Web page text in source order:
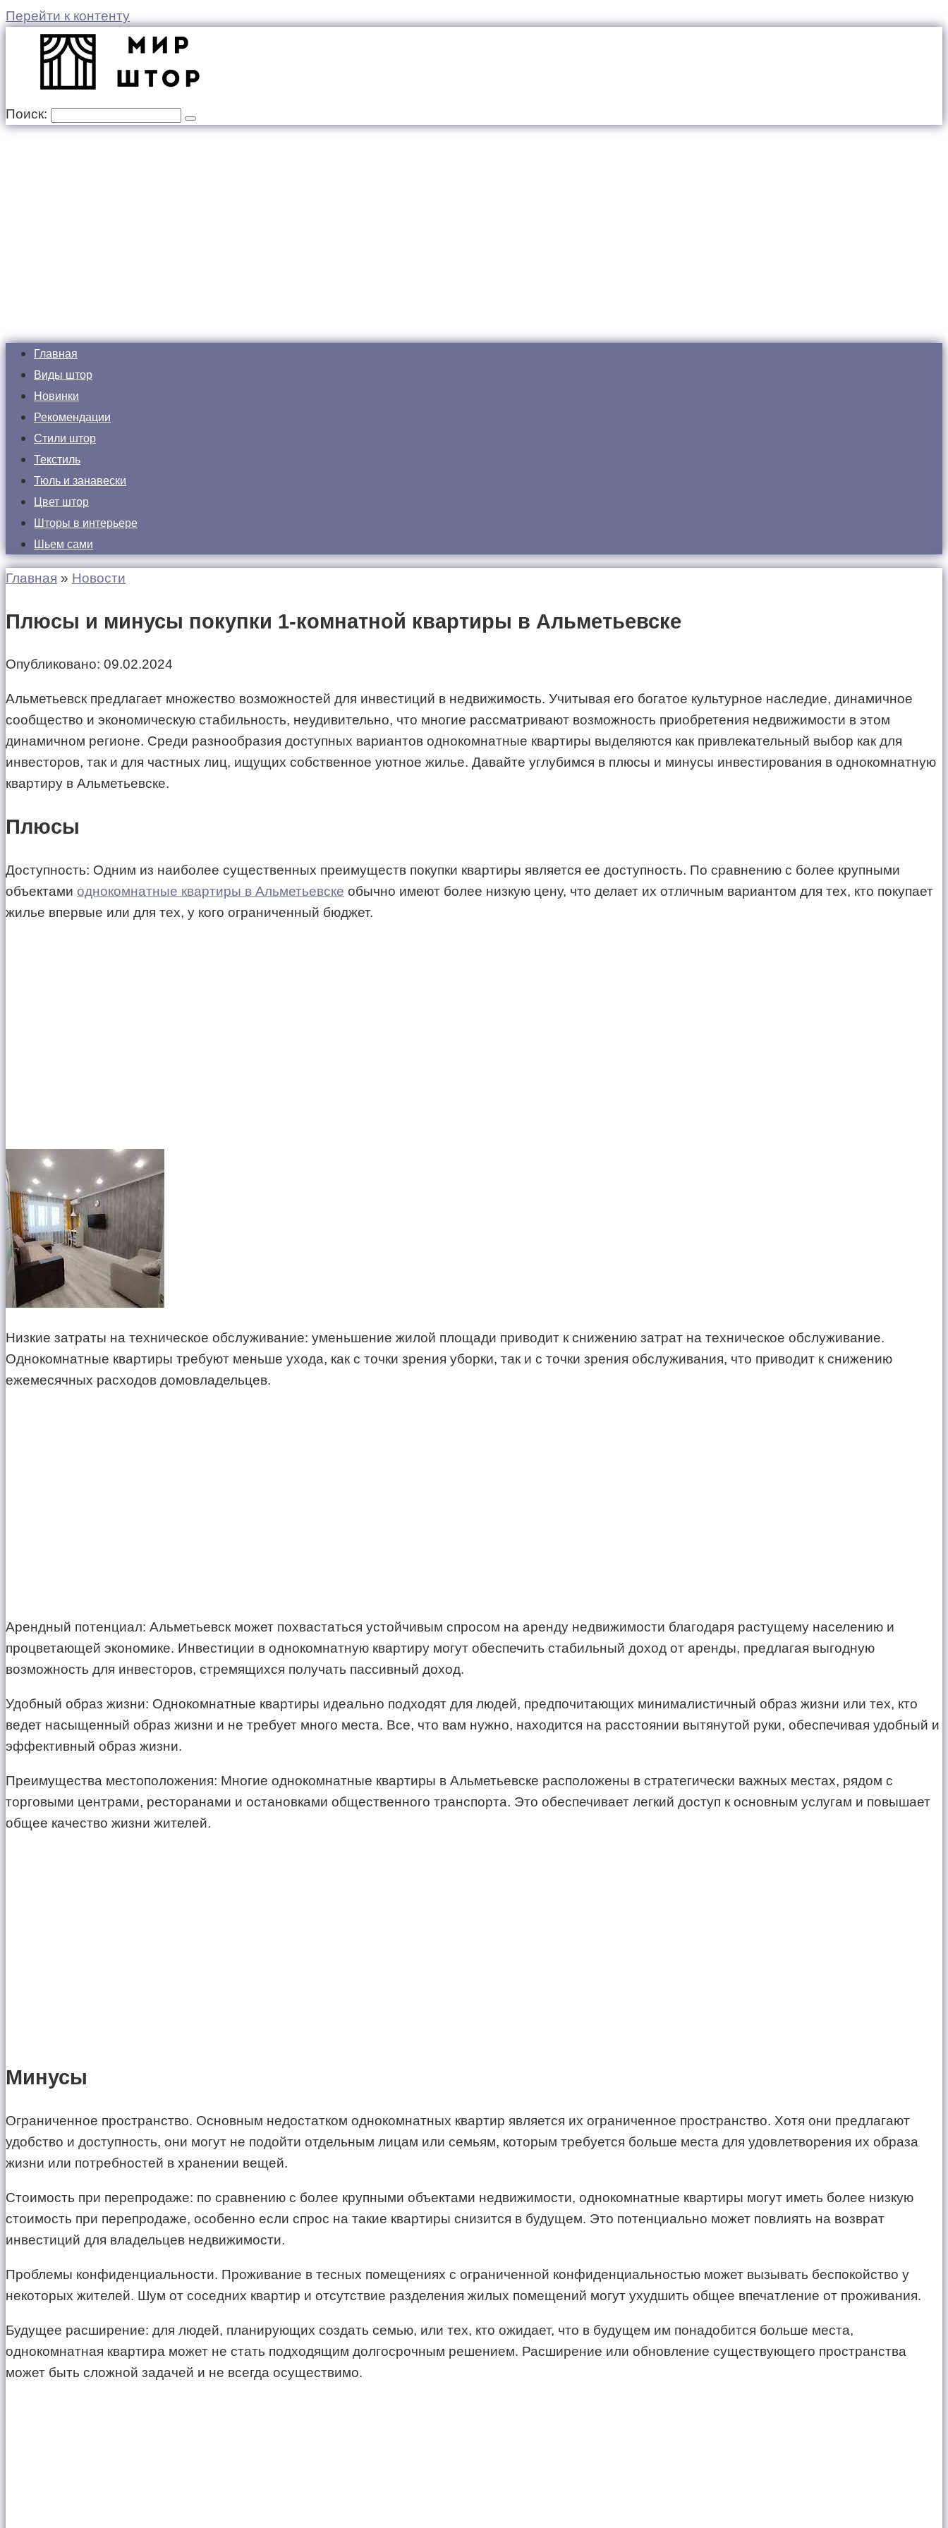
Перейти к контенту
Поиск:
Главная
Виды штор
Новинки
Рекомендации
Стили штор
Текстиль
Тюль и занавески
Цвет штор
Шторы в интерьере
Шьем сами
Главная » Новости
Плюсы и минусы покупки 1-комнатной квартиры в Альметьевске
Опубликовано: 09.02.2024
Альметьевск предлагает множество возможностей для инвестиций в недвижимость. Учитывая его богатое культурное наследие, динамичное
сообщество и экономическую стабильность, неудивительно, что многие рассматривают возможность приобретения недвижимости в этом
динамичном регионе. Среди разнообразия доступных вариантов однокомнатные квартиры выделяются как привлекательный выбор как для
инвесторов, так и для частных лиц, ищущих собственное уютное жилье. Давайте углубимся в плюсы и минусы инвестирования в однокомнатную
квартиру в Альметьевске.
Плюсы
Доступность: Одним из наиболее существенных преимуществ покупки квартиры является ее доступность. По сравнению с более крупными
объектами однокомнатные квартиры в Альметьевске обычно имеют более низкую цену, что делает их отличным вариантом для тех, кто покупает
жилье впервые или для тех, у кого ограниченный бюджет.
Низкие затраты на техническое обслуживание: уменьшение жилой площади приводит к снижению затрат на техническое обслуживание.
Однокомнатные квартиры требуют меньше ухода, как с точки зрения уборки, так и с точки зрения обслуживания, что приводит к снижению
ежемесячных расходов домовладельцев.
Арендный потенциал: Альметьевск может похвастаться устойчивым спросом на аренду недвижимости благодаря растущему населению и
процветающей экономике. Инвестиции в однокомнатную квартиру могут обеспечить стабильный доход от аренды, предлагая выгодную
возможность для инвесторов, стремящихся получать пассивный доход.
Удобный образ жизни: Однокомнатные квартиры идеально подходят для людей, предпочитающих минималистичный образ жизни или тех, кто
ведет насыщенный образ жизни и не требует много места. Все, что вам нужно, находится на расстоянии вытянутой руки, обеспечивая удобный и
эффективный образ жизни.
Преимущества местоположения: Многие однокомнатные квартиры в Альметьевске расположены в стратегически важных местах, рядом с
торговыми центрами, ресторанами и остановками общественного транспорта. Это обеспечивает легкий доступ к основным услугам и повышает
общее качество жизни жителей.
Минусы
Ограниченное пространство. Основным недостатком однокомнатных квартир является их ограниченное пространство. Хотя они предлагают
удобство и доступность, они могут не подойти отдельным лицам или семьям, которым требуется больше места для удовлетворения их образа
жизни или потребностей в хранении вещей.
Стоимость при перепродаже: по сравнению с более крупными объектами недвижимости, однокомнатные квартиры могут иметь более низкую
стоимость при перепродаже, особенно если спрос на такие квартиры снизится в будущем. Это потенциально может повлиять на возврат
инвестиций для владельцев недвижимости.
Проблемы конфиденциальности. Проживание в тесных помещениях с ограниченной конфиденциальностью может вызывать беспокойство у
некоторых жителей. Шум от соседних квартир и отсутствие разделения жилых помещений могут ухудшить общее впечатление от проживания.
Будущее расширение: для людей, планирующих создать семью, или тех, кто ожидает, что в будущем им понадобится больше места,
однокомнатная квартира может не стать подходящим долгосрочным решением. Расширение или обновление существующего пространства
может быть сложной задачей и не всегда осуществимо.